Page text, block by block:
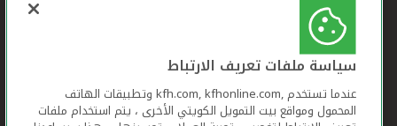
سياسة ملفات تعريف الارتباط
عندما تستخدم ,kfh.com, kfhonline.com وتطبيقات الهاتف
المحمول ومواقع بيت التمويل الكويتي الأخرى ، يتم استخدام ملفات